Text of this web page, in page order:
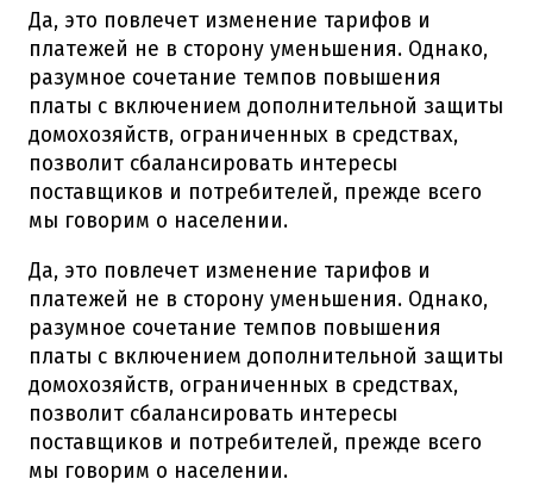
Да, это повлечет изменение тарифов и
платежей не в сторону уменьшения. Однако,
разумное сочетание темпов повышения
платы с включением дополнительной защиты
домохозяйств, ограниченных в средствах,
позволит сбалансировать интересы
поставщиков и потребителей, прежде всего
мы говорим о населении.
Да, это повлечет изменение тарифов и
платежей не в сторону уменьшения. Однако,
разумное сочетание темпов повышения
платы с включением дополнительной защиты
домохозяйств, ограниченных в средствах,
позволит сбалансировать интересы
поставщиков и потребителей, прежде всего
мы говорим о населении.